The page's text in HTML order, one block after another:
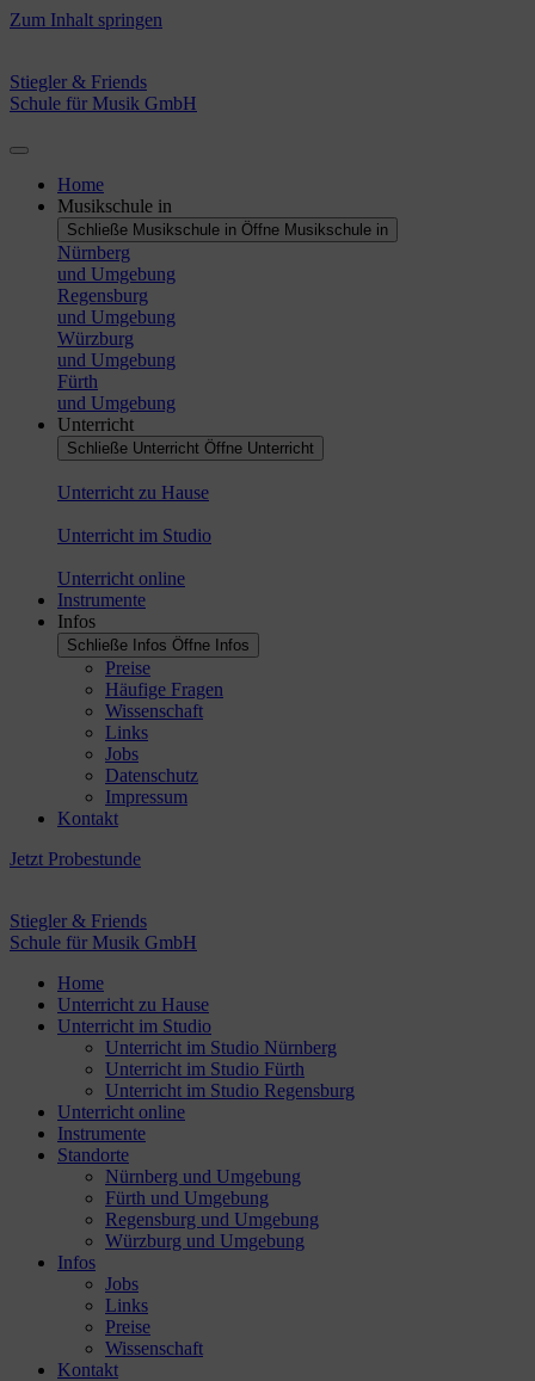
Zum Inhalt springen
Stiegler & Friends
Schule für Musik GmbH
Home
Musikschule in
Schließe Musikschule in Öffne Musikschule in
Nürnberg
und Umgebung
Regensburg
und Umgebung
Würzburg
und Umgebung
Fürth
und Umgebung
Unterricht
Schließe Unterricht Öffne Unterricht
Unterricht zu Hause
Unterricht im Studio
Unterricht online
Instrumente
Infos
Schließe Infos Öffne Infos
Preise
Häufige Fragen
Wissenschaft
Links
Jobs
Datenschutz
Impressum
Kontakt
Jetzt Probestunde
Stiegler & Friends
Schule für Musik GmbH
Home
Unterricht zu Hause
Unterricht im Studio
Unterricht im Studio Nürnberg
Unterricht im Studio Fürth
Unterricht im Studio Regensburg
Unterricht online
Instrumente
Standorte
Nürnberg und Umgebung
Fürth und Umgebung
Regensburg und Umgebung
Würzburg und Umgebung
Infos
Jobs
Links
Preise
Wissenschaft
Kontakt